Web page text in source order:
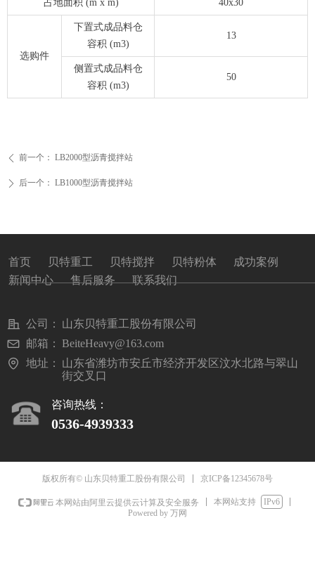
占地面积 (m x m) 40x30
选购件
下置式成品料仓
容积 (m3)
13
侧置式成品料仓
容积 (m3)
50
ꄴ 前一个： LB2000型沥青搅拌站
ꄲ 后一个： LB1000型沥青搅拌站
首页 贝特重工 贝特搅拌 贝特粉体
成功案例
新闻中心
售后服务 联系我们
咨询热线：
0536-4939333
公司：
山东贝特重工股份有限公司
邮箱： BeiteHeavy@163.com
地址：
山东省潍坊市安丘市经济开发区汶水北路与翠山
街交叉口
版权所有© 山东贝特重工股份有限公司 京ICP备12345678号
本网站由阿里云提供云计算及安全服务 本网站支持
IPv6
Powered by 万网